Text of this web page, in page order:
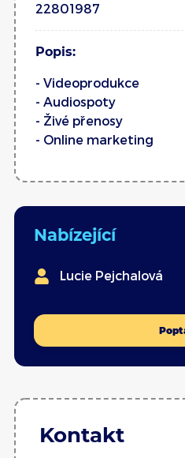
22801987
Popis:
- Videoprodukce
- Audiospoty
- Živé přenosy
- Online marketing
Nabízející
Lucie Pejchalová
Kontakt